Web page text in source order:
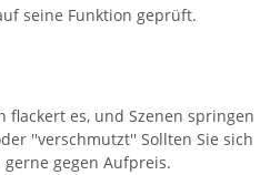
seine Funktion geprüft.
flackert es, und Szenen springen
''verschmutzt'' Sollten Sie sich
gegen Aufpreis.